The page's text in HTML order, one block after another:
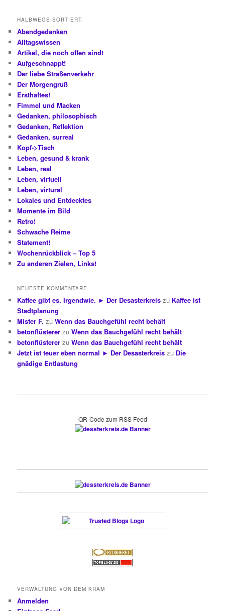
HALBWEGS SORTIERT:
Abendgedanken
Alltagswissen
Artikel, die noch offen sind!
Aufgeschnappt!
Der liebe Straßenverkehr
Der Morgengruß
Ersthaftes!
Fimmel und Macken
Gedanken, philosophisch
Gedanken, Reflektion
Gedanken, surreal
Kopf->Tisch
Leben, gesund & krank
Leben, real
Leben, virtuell
Leben, virtural
Lokales und Entdecktes
Momente im Bild
Retro!
Schwache Reime
Statement!
Wochenrückblick – Top 5
Zu anderen Zielen, Links!
NEUESTE KOMMENTARE
Kaffee gibt es. Irgendwie. ► Der Desasterkreis zu Kaffee ist
Stadtplanung
Mister F. zuWenn das Bauchgefühl recht behält
betonflüsterer zuWenn das Bauchgefühl recht behält
betonflüsterer zuWenn das Bauchgefühl recht behält
Jetzt ist teuer eben normal ► Der Desasterkreis zu Die
gnädige Entlastung
QR-Code zum RSS Feed
VERWALTUNG VON DEM KRAM
Anmelden